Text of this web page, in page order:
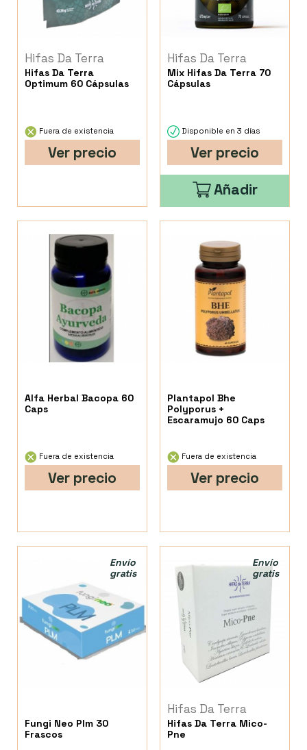
Hifas Da Terra
Hifas Da Terra
Optimum 60 Cápsulas
Fuera de existencia
Ver precio
Hifas Da Terra
Mix Hifas Da Terra 70
Cápsulas
Disponible en 3 días
Ver precio
Añadir
Alfa Herbal Bacopa 60
Caps
Fuera de existencia
Ver precio
Plantapol Bhe
Polyporus +
Escaramujo 60 Caps
Fuera de existencia
Ver precio
Fungi Neo Plm 30
Frascos
Envío
gratis
Hifas Da Terra
Hifas Da Terra Mico-
Pne
Envío
gratis